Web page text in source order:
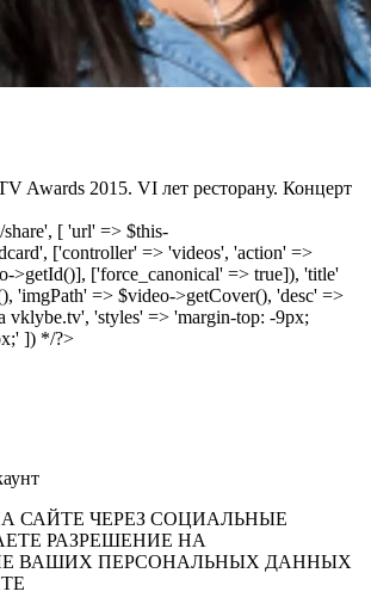
Awards 2015. VI лет ресторану. Концерт
[ 'url' => $this-
['controller' => 'videos', 'action' =>
>getId()], ['force_canonical' => true]), 'title'
'imgPath' => $video->getCover(), 'desc' =>
vklybe.tv', 'styles' => 'margin-top: -9px;
]) */?>
САЙТЕ ЧЕРЕЗ СОЦИАЛЬНЫЕ
РАЗРЕШЕНИЕ НА
ВАШИХ ПЕРСОНАЛЬНЫХ ДАННЫХ